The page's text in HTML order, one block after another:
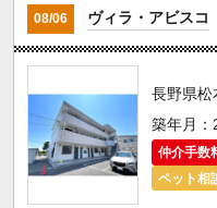
08/06 ヴィラ・アビスコ
長野県松
築年月
仲介手数
ペット相